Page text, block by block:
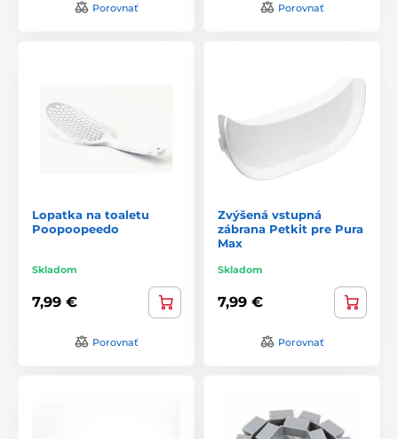
Porovnať Porovnať
Lopatka na toaletu
Poopoopeedo
Skladom
7,99 €
Porovnať
Zvýšená vstupná
zábrana Petkit pre Pura
Max
Skladom
7,99 €
Porovnať